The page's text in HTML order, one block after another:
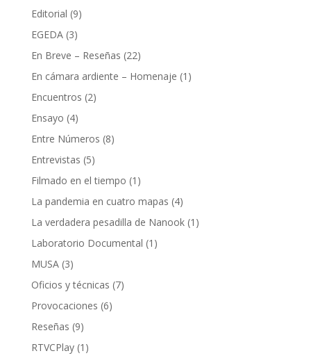
Editorial (9)
EGEDA(3)
En Breve – Reseñas (22)
En cámara ardiente – Homenaje (1)
Encuentros (2)
Ensayo (4)
Entre Números (8)
Entrevistas (5)
Filmado en el tiempo (1)
La pandemia en cuatro mapas (4)
La verdadera pesadilla de Nanook(1)
Laboratorio Documental (1)
MUSA(3)
Oficios y técnicas (7)
Provocaciones (6)
Reseñas (9)
RTVCPlay(1)